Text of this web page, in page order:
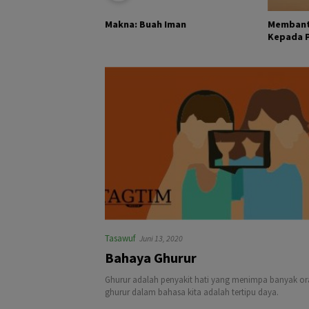
Makna: Buah Iman
Kepada
Tasawuf Juni 13, 2020
Bahaya Ghurur
Ghurur adalah penyakit hati yang menimpa banyak
ghurur dalam bahasa kita adalah tertipu daya.